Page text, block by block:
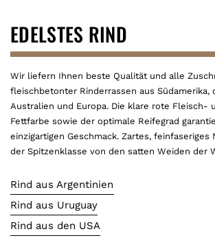
KURTH
EDELSTES RIND
Wir liefern Ihnen beste Qualität und alle
fleischbetonter Rinderrassen aus Südamerika,
Australien und Europa. Die klare rote Fleisch-
Fettfarbe sowie der optimale Reifegrad
einzigartigen Geschmack. Zartes, feinfaseriges
der Spitzenklasse von den satten Weiden der
Rind aus Argentinien
Rind aus Uruguay
Rind aus den USA